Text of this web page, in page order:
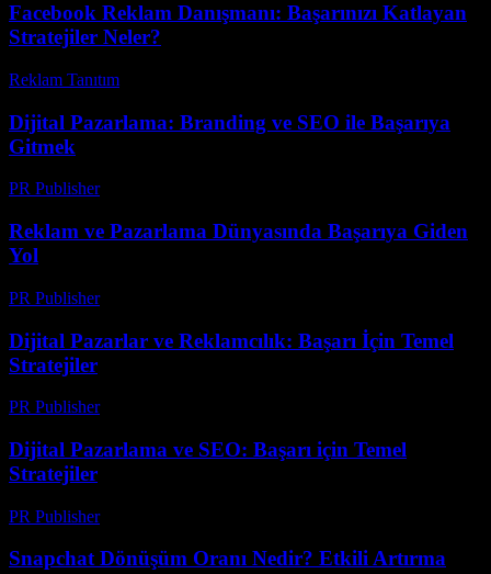
Facebook Reklam Danışmanı: Başarınızı Katlayan
Stratejiler Neler?
Reklam Tanıtım
Dijital Pazarlama: Branding ve SEO ile Başarıya
Gitmek
PR Publisher-
Reklam ve Pazarlama Dünyasında Başarıya Giden
Yol
PR Publisher-
Dijital Pazarlar ve Reklamcılık: Başarı İçin Temel
Stratejiler
PR Publisher-
Dijital Pazarlama ve SEO: Başarı için Temel
Stratejiler
PR Publisher-
Snapchat Dönüşüm Oranı Nedir? Etkili Artırma